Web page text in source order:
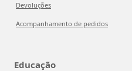
Devoluções
Acompanhamento de pedidos
Educação